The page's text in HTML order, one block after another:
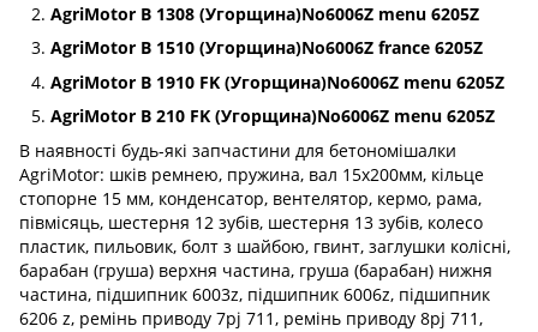
AgriMotor B 1308 (Угорщина)No6006Z menu 6205Z
AgriMotor B 1510 (Угорщина)No6006Z france 6205Z
AgriMotor B 1910 FK (Угорщина)No6006Z menu 6205Z
AgriMotor B 210 FK (Угорщина)No6006Z menu 6205Z
В наявності будь-які запчастини для бетономішалки
AgriMotor: шків ремнею, пружина, вал 15х200мм, кільце
стопорне 15 мм, конденсатор, вентелятор, кермо, рама,
півмісяць, шестерня 12 зубів, шестерня 13 зубів, колесо
пластик, пильовик, болт з шайбою, гвинт, заглушки колісні,
барабан (груша) верхня частина, груша (барабан) нижня
частина, підшипник 6003z, підшипник 6006z, підшипник
6206 z, ремінь приводу 7pj 711, ремінь приводу 8pj 711,